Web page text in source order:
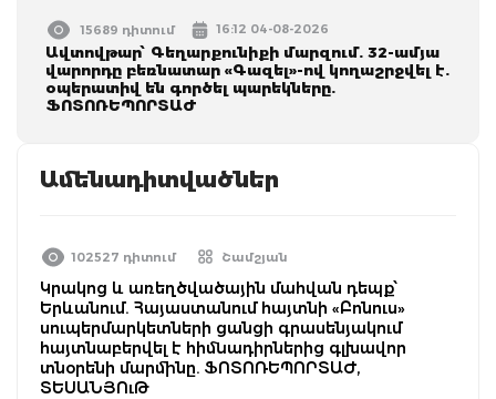
15689 դիտում 16:12 04-08-2026
Ավտովթար՝ Գեղարքունիքի մարզում. 32-ամյա
վարորդը բեռնատար «Գազել»-ով կողաշրջվել է.
օպերատիվ են գործել պարեկները.
ՖՈՏՈՌԵՊՈՐՏԱԺ
Ամենադիտվածներ
102527 դիտում Շամշյան
Կրակոց և առեղծվածային մահվան դեպք՝
Երևանում. Հայաստանում հայտնի «Բոնուս»
սուպերմարկետների ցանցի գրասենյակում
հայտնաբերվել է հիմնադիրներից գլխավոր
տնօրենի մարմինը. ՖՈՏՈՌԵՊՈՐՏԱԺ,
ՏԵՍԱՆՅՈւԹ